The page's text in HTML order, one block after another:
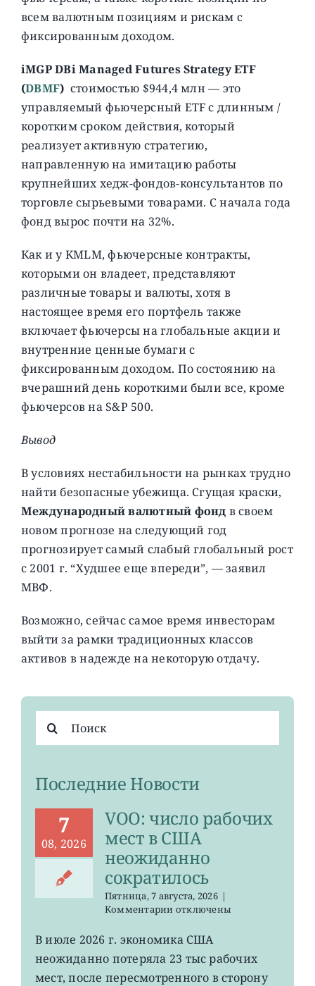
всем валютным позициям и рискам с
фиксированным доходом.
iMGP DBi Managed Futures Strategy ETF
(DBMF) стоимостью $944,4 млн — это
управляемый фьючерсный ETF с длинным /
коротким сроком действия, который
реализует активную стратегию,
направленную на имитацию работы
крупнейших хедж-фондов-консультантов по
торговле сырьевыми товарами. С начала года
фонд вырос почти на 32%.
Как и у KMLM, фьючерсные контракты,
которыми он владеет, представляют
различные товары и валюты, хотя в
настоящее время его портфель также
включает фьючерсы на глобальные акции и
внутренние ценные бумаги с
фиксированным доходом. По состоянию на
вчерашний день короткими были все, кроме
фьючерсов на S&P 500.
Вывод
В условиях нестабильности на рынках трудно
найти безопасные убежища. Сгущая краски,
Международный валютный фонд в своем
новом прогнозе на следующий год
прогнозирует самый слабый глобальный рост
с 2001 г. “Худшее еще впереди”, — заявил
МВФ.
Возможно, сейчас самое время инвесторам
выйти за рамки традиционных классов
активов в надежде на некоторую отдачу.
поиска:
Последние Новости
7
08, 2026
VOO: число рабочих
мест в США
неожиданно
сократилось
Пятница, 7 августа, 2026 |
Комментариик
VOO:
рабочих
мест
отключены
В июле 2026 г. экономика США
неожиданно потеряла 23 тыс рабочих
мест, после пересмотренного в сторону